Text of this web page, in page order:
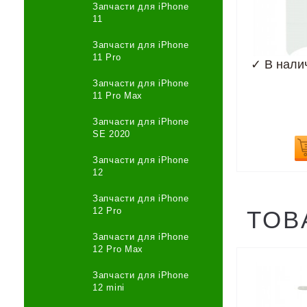
Запчасти для iPhone
11
Запчасти для iPhone
11 Pro
Запчасти для iPhone
11 Pro Max
Запчасти для iPhone
SE 2020
Запчасти для iPhone
12
Запчасти для iPhone
12 Pro
Запчасти для iPhone
12 Pro Max
Запчасти для iPhone
12 mini
✓ В